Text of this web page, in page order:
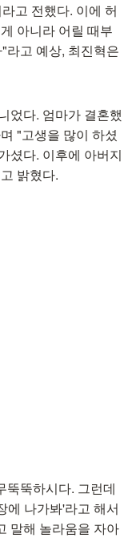
고 전했다. 이에 허
아니라 어릴 때부
라고 예상, 최진혁은
었다. 엄마가 결혼했
"고생을 많이 하셨
셨다. 이후에 아버지
밝혔다.
뚝뚝하시다. 그런데
에 나가봐'라고 해서
말해 놀라움을 자아